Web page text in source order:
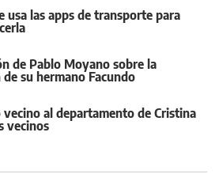
usa las apps de transporte para
de Pablo Moyano sobre la
su hermano Facundo
al departamento de Cristina
vecinos